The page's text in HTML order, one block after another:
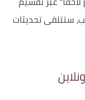
الطلب، ستتلقى تحديثات